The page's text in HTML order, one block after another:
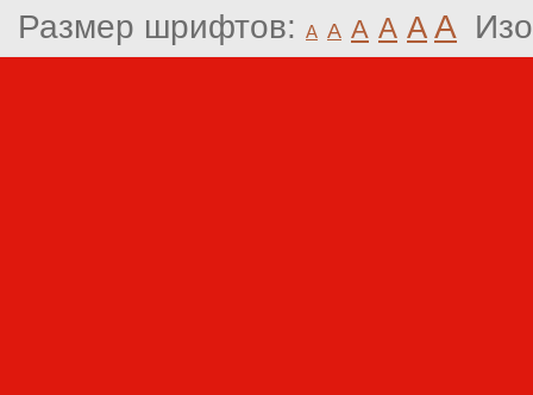
Размер шрифтов: A A A A A A